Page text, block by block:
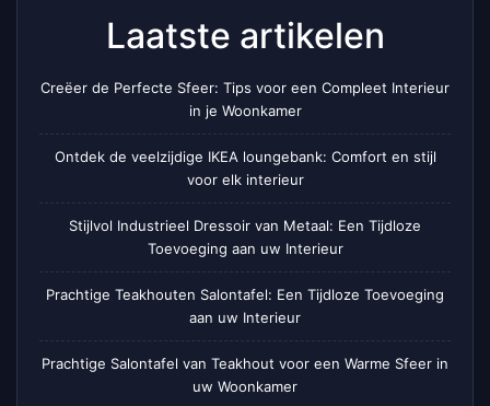
Laatste artikelen
Creëer de Perfecte Sfeer: Tips voor een Compleet Interieur
in je Woonkamer
Ontdek de veelzijdige IKEA loungebank: Comfort en stijl
voor elk interieur
Stijlvol Industrieel Dressoir van Metaal: Een Tijdloze
Toevoeging aan uw Interieur
Prachtige Teakhouten Salontafel: Een Tijdloze Toevoeging
aan uw Interieur
Prachtige Salontafel van Teakhout voor een Warme Sfeer in
uw Woonkamer